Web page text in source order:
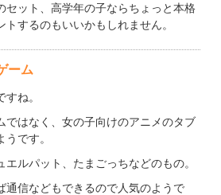
セット、高学年の子ならちょっと本格
するのもいいかもしれません。
ーム
ね。
ではなく、女の子向けのアニメのタブ
です。
ルパット、たまごっちなどのもの。
通信などもできるので人気のようで